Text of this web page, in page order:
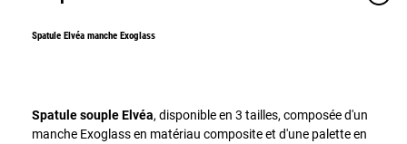
Spatule Elvéa manche Exoglass
Spatule souple Elvéa, disponible en 3 tailles, composéed'un
manche Exoglass en matériau composite et d'une palette en